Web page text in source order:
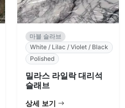
마블 슬라브
White / Lilac / Violet / Black
Polished
밀라스 라일락 대리석
슬래브
상세 보기